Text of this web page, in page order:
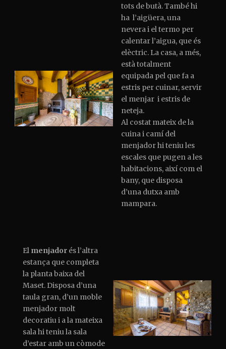
tots de butà. També hi
ha l’aigüera, una
nevera i el termo per
calentar l’aigua, que és
elèctric. La casa, a més,
està totalment
equipada pel que fa a
estris per cuinar, servir
el menjar i estris de
neteja.
Al costat mateix de la
cuina i camí del
menjador hi teniu les
escales que pugen a les
habitacions, així com el
bany, que disposa
d’una dutxa amb
mampara.
El menjadorés l’altra
estança que completa
la planta baixa del
Maset. Disposa d’una
taula gran, d’un moble
menjador molt
decoratiu i a la mateixa
sala hi teniu la sala
d’estar amb un còmode